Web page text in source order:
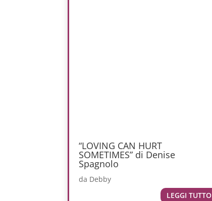
“LOVING CAN HURT
SOMETIMES” di Denise
Spagnolo
da Debby
LEGGI TUTTO